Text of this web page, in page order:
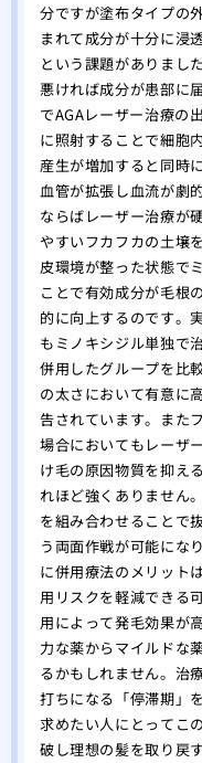
分ですが塗布タイプの
まれて成分が十分に浸
という課題がありまし
悪ければ成分が患部に
でAGAレーザー治療の
に照射することで細胞
産生が増加すると同時
血管が拡張し血流が劇
ならばレーザー治療が
やすいフカフカの土壌
皮環境が整った状態で
ことで有効成分が毛根
的に向上するのです。
もミノキシジル単独で
併用したグループを比
の太さにおいて有意に
告されています。また
場合においてもレーザ
け毛の原因物質を抑え
れほど強くありません
を組み合わせることで
う両面作戦が可能にな
に併用療法のメリット
用リスクを軽減できる
用によって発毛効果が
力な薬からマイルドな
るかもしれません。治
打ちになる「停滞期」
求めたい人にとってこ
破し理想の髪を取り戻